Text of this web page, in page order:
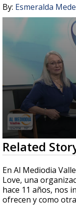
By: Esmeralda
0
seconds
of
6
minutes,
8
seconds
Related
En Al Mediodia
Love, una
hace 11 años, nos
ofrecen y como